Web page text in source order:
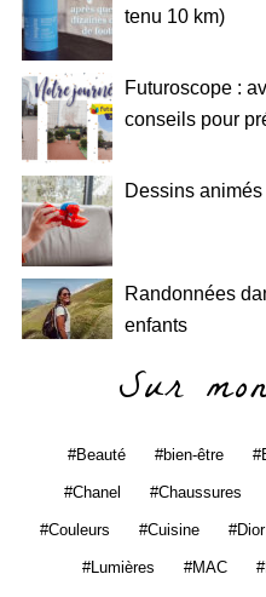
tenu 10 km)
Futuroscope :
conseils pour
Dessins
Randonnées
enfants
Sur
Beauté bien-être
Chanel Chaussures
Couleurs Cuisine Dior
Lumières MAC